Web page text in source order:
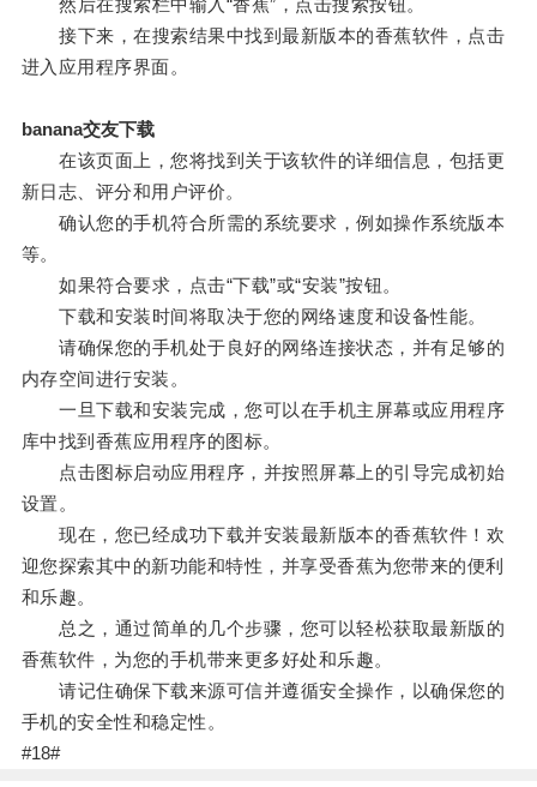
然后在搜索栏中输入“香蕉”，点击搜索按钮。
接下来，在搜索结果中找到最新版本的香蕉软件，点击
进入应用程序界面。
banana交友下载
在该页面上，您将找到关于该软件的详细信息，包括更
新日志、评分和用户评价。
确认您的手机符合所需的系统要求，例如操作系统版本
等。
如果符合要求，点击“下载”或“安装”按钮。
下载和安装时间将取决于您的网络速度和设备性能。
请确保您的手机处于良好的网络连接状态，并有足够的
内存空间进行安装。
一旦下载和安装完成，您可以在手机主屏幕或应用程序
库中找到香蕉应用程序的图标。
点击图标启动应用程序，并按照屏幕上的引导完成初始
设置。
现在，您已经成功下载并安装最新版本的香蕉软件！欢
迎您探索其中的新功能和特性，并享受香蕉为您带来的便利
和乐趣。
总之，通过简单的几个步骤，您可以轻松获取最新版的
香蕉软件，为您的手机带来更多好处和乐趣。
请记住确保下载来源可信并遵循安全操作，以确保您的
手机的安全性和稳定性。
#18#